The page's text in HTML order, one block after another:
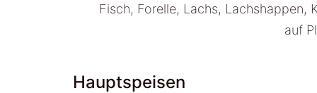
Fisch, Forelle, Lachs, Lachshappen,
auf
Hauptspeisen